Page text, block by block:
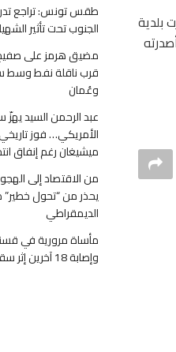
بلدية
طقس تونس: تراجع
الجنوب تحت تأثير
مضيق هرمز على
قرب ناقلة نفط وسط
وعُمان
عبد الرحمن السيد
الأمريكي… فوز
ميشيغان رغم إنفاق
من الاقتصاد إلى
يحذر من “تحول خطير”
الديمقراطي
وإصابة 18 آخرين إثر سقوط حافلة في منحدر